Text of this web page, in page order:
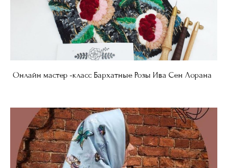
Онлайн мастер -класс Бархатные Розы Ива Сен Лорана